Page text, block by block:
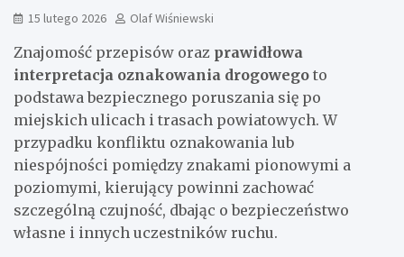
15 lutego 2026 Olaf Wiśniewski
Znajomość przepisów oraz prawidłowa
interpretacja oznakowania drogowego to
podstawa bezpiecznego poruszania się po
miejskich ulicach i trasach powiatowych. W
przypadku konfliktu oznakowania lub
niespójności pomiędzy znakami pionowymi a
poziomymi, kierujący powinni zachować
szczególną czujność, dbając o bezpieczeństwo
własne i innych uczestników ruchu.